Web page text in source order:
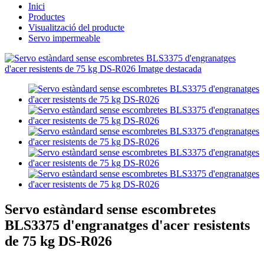
Inici
Productes
Visualització del producte
Servo impermeable
Servo estàndard sense escombretes
BLS3375 d'engranatges d'acer resistents
de 75 kg DS-R026